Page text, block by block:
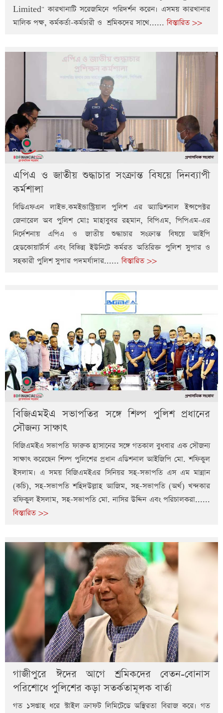
Limited" কারখানাটি সরেজমিনে পরিদর্শন করেন। এসময় কারখানার
মালিক পক্ষ, কর্মকর্তা-কর্মচারী ও শ্রমিকদের সাথে......বিস্তারিত >>
এপিএ ও জাতীয় শুদ্ধাচার সংক্রান্ত বিষয়ে দিনব্যাপী
কর্মশালা
বিডিএফএন লাইভ.কমইন্ডাস্ট্রিয়াল পুলিশ এর অ্যাডিশনাল ইন্সপেক্টর
জেনারেল অব পুলিশ মোঃ মাহাবুবর রহমান, বিপিএম, পিপিএম-এর
নির্দেশনায় এপিএ ও জাতীয় শুদ্ধাচার সংক্রান্ত বিষয়ে আইপি
হেডকোয়ার্টার্স এবং বিভিন্ন ইউনিটে কর্মরত অতিরিক্ত পুলিশ সুপার ও
সহকারী পুলিশ সুপার পদমর্যাদার......বিস্তারিত >>
বিজিএমইএ সভাপতির সঙ্গে শিল্প পুলিশ প্রধানের
সৌজন্য সাক্ষাৎ
বিজিএমইএ সভাপতি ফারুক হাসানের সঙ্গে গতকাল বুধবার এক সৌজন্য
সাক্ষাৎ করেছেন শিল্প পুলিশের প্রধান এডিশনাল আইজিপি মো. শফিকুল
ইসলাম। এ সময় বিজিএমইএর সিনিয়র সহ-সভাপতি এস এম মান্নান
(কচি), সহ-সভাপতি শহিদউল্লাহ আজিম, সহ-সভাপতি (অর্থ) খন্দকার
রফিকুল ইসলাম, সহ-সভাপতি মো. নাসির উদ্দিন এবং পরিচালকরা......
বিস্তারিত >>
গাজীপুরে ঈদের আগে শ্রমিকদের বেতন-বোনাস
পরিশোধে পুলিশের কড়া সতর্কতামূলক বার্তা
গত ১সপ্তাহ ধরে স্টাইল ক্রাফট লিমিটেডে অস্থিরতা বিরাজ করে। গত